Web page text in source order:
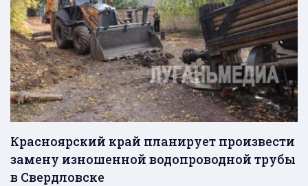
Красноярский край планирует произвести
замену изношенной водопроводной трубы
в Свердловске